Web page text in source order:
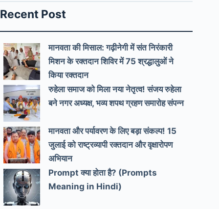
Recent Post
मानवता की मिसाल: गढ़ीनेगी में संत निरंकारी
मिशन के रक्तदान शिविर में 75 श्रद्धालुओं ने
किया रक्तदान
रुहेला समाज को मिला नया नेतृत्व! संजय रुहेला
बने नगर अध्यक्ष, भव्य शपथ ग्रहण समारोह संपन्न
मानवता और पर्यावरण के लिए बड़ा संकल्प! 15
जुलाई को राष्ट्रव्यापी रक्तदान और वृक्षारोपण
अभियान
Prompt क्या होता है? (Prompts
Meaning in Hindi)